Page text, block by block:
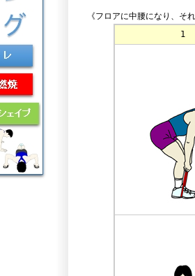
《フロアに中腰になり、そ
1